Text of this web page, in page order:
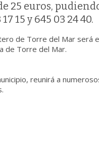
25 euros,
15 y 645 03 24 40.
de Torre del Mar será
de Torre del Mar.
reunirá a